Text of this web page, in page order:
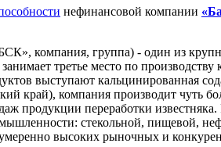
нефинансовой компании
компания, группа) - один из
третье место по
выступают кальцинированная
край), компания производит
продукции переработки
стекольной, пищевой,
высоких рыночных и